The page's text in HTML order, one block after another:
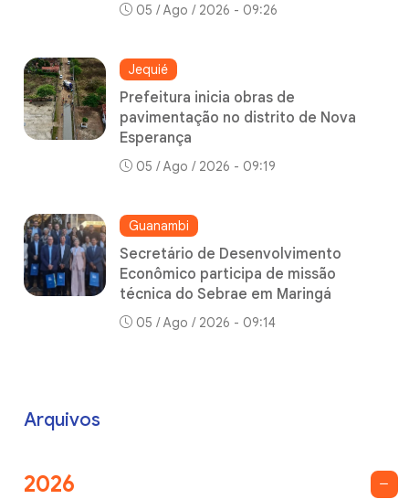
05 / Ago / 2026 - 09:26
Jequié
Prefeitura inicia obras de
pavimentação no distrito de Nova
Esperança
05 / Ago / 2026 - 09:19
Guanambi
Secretário de Desenvolvimento
Econômico participa de missão
técnica do Sebrae em Maringá
05 / Ago / 2026 - 09:14
Arquivos
2026